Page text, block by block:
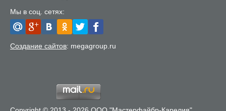
Мы в соц. сетях:
Создание сайтов: megagroup.ru